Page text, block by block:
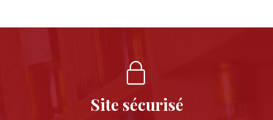
Site sécurisé